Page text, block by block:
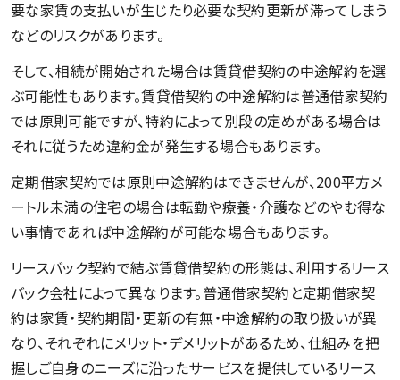
要な家賃の支払いが生じたり必要な契約更新が滞ってしまう
などのリスクがあります。
そして、相続が開始された場合は賃貸借契約の中途解約を選
ぶ可能性もあります。賃貸借契約の中途解約は普通借家契約
では原則可能ですが、特約によって別段の定めがある場合は
それに従うため違約金が発生する場合もあります。
定期借家契約では原則中途解約はできませんが、200平方メ
ートル未満の住宅の場合は転勤や療養・介護などのやむ得な
い事情であれば中途解約が可能な場合もあります。
リースバック契約で結ぶ賃貸借契約の形態は、利用するリース
バック会社によって異なります。普通借家契約と定期借家契
約は家賃・契約期間・更新の有無・中途解約の取り扱いが異
なり、それぞれにメリット・デメリットがあるため、仕組みを把
握しご自身のニーズに沿ったサービスを提供しているリース